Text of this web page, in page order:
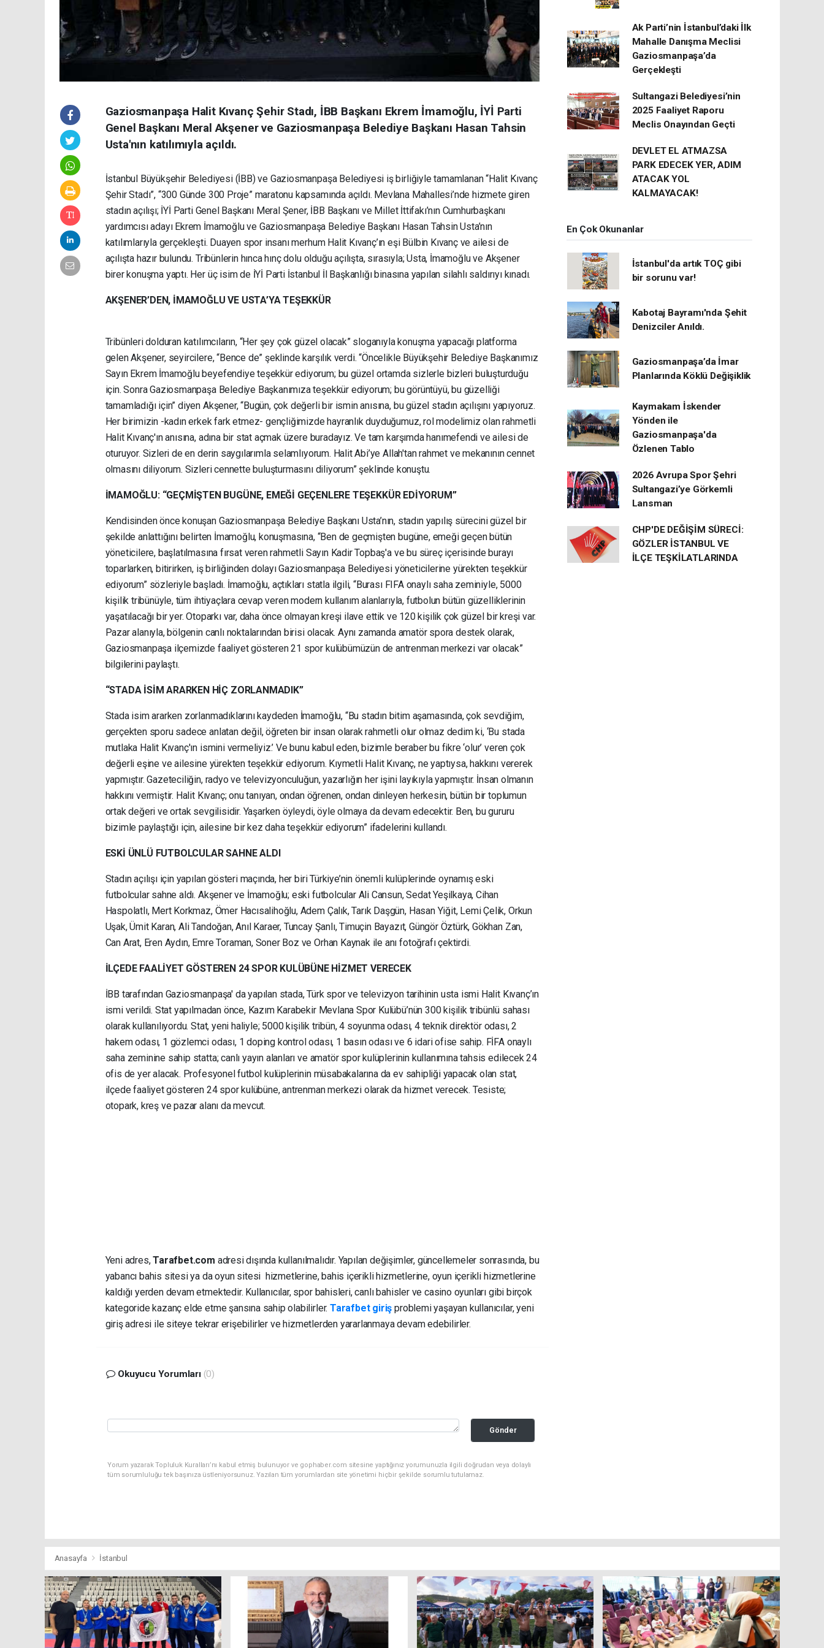
Gaziosmanpaşa Halit Kıvanç Şehir Stadı, İBB Başkanı Ekrem İmamoğlu, İYİ Parti
Genel Başkanı Meral Akşener ve Gaziosmanpaşa Belediye Başkanı Hasan Tahsin
Usta'nın katılımıyla açıldı.
İstanbul Büyükşehir Belediyesi (İBB) ve Gaziosmanpaşa Belediyesi iş birliğiyle tamamlanan “Halit Kıvanç
Şehir Stadı”, “300 Günde 300 Proje” maratonu kapsamında açıldı. Mevlana Mahallesi’nde hizmete giren
stadın açılışı; İYİ Parti Genel Başkanı Meral Şener, İBB Başkanı ve Millet İttifakı’nın Cumhurbaşkanı
yardımcısı adayı Ekrem İmamoğlu ve Gaziosmanpaşa Belediye Başkanı Hasan Tahsin Usta’nın
katılımlarıyla gerçekleşti. Duayen spor insanı merhum Halit Kıvanç’ın eşi Bülbin Kıvanç ve ailesi de
açılışta hazır bulundu. Tribünlerin hınca hınç dolu olduğu açılışta, sırasıyla; Usta, İmamoğlu ve Akşener
birer konuşma yaptı. Her üç isim de İYİ Parti İstanbul İl Başkanlığı binasına yapılan silahlı saldırıyı kınadı.
AKŞENER’DEN, İMAMOĞLU VE USTA’YA TEŞEKKÜR
Tribünleri dolduran katılımcıların, “Her şey çok güzel olacak” sloganıyla konuşma yapacağı platforma
gelen Akşener, seyircilere, “Bence de” şeklinde karşılık verdi. “Öncelikle Büyükşehir Belediye Başkanımız
Sayın Ekrem İmamoğlu beyefendiye teşekkür ediyorum; bu güzel ortamda sizlerle bizleri buluşturduğu
için. Sonra Gaziosmanpaşa Belediye Başkanımıza teşekkür ediyorum; bu görüntüyü, bu güzelliği
tamamladığı için” diyen Akşener, “Bugün, çok değerli bir ismin anısına, bu güzel stadın açılışını yapıyoruz.
Her birimizin -kadın erkek fark etmez- gençliğimizde hayranlık duyduğumuz, rol modelimiz olan rahmetli
Halit Kıvanç'ın anısına, adına bir stat açmak üzere buradayız. Ve tam karşımda hanımefendi ve ailesi de
oturuyor. Sizleri de en derin saygılarımla selamlıyorum. Halit Abi’ye Allah'tan rahmet ve mekanının cennet
olmasını diliyorum. Sizleri cennette buluşturmasını diliyorum” şeklinde konuştu.
İMAMOĞLU: “GEÇMİŞTEN BUGÜNE, EMEĞİ GEÇENLERE TEŞEKKÜR EDİYORUM”
Kendisinden önce konuşan Gaziosmanpaşa Belediye Başkanı Usta’nın, stadın yapılış sürecini güzel bir
şekilde anlattığını belirten İmamoğlu, konuşmasına, “Ben de geçmişten bugüne, emeği geçen bütün
yöneticilere, başlatılmasına fırsat veren rahmetli Sayın Kadir Topbaş'a ve bu süreç içerisinde burayı
toparlarken, bitirirken, iş birliğinden dolayı Gaziosmanpaşa Belediyesi yöneticilerine yürekten teşekkür
ediyorum” sözleriyle başladı. İmamoğlu, açtıkları statla ilgili, “Burası FIFA onaylı saha zeminiyle, 5000
kişilik tribünüyle, tüm ihtiyaçlara cevap veren modern kullanım alanlarıyla, futbolun bütün güzelliklerinin
yaşatılacağı bir yer. Otoparkı var, daha önce olmayan kreşi ilave ettik ve 120 kişilik çok güzel bir kreşi var.
Pazar alanıyla, bölgenin canlı noktalarından birisi olacak. Aynı zamanda amatör spora destek olarak,
Gaziosmanpaşa ilçemizde faaliyet gösteren 21 spor kulübümüzün de antrenman merkezi var olacak”
bilgilerini paylaştı.
“STADA İSİM ARARKEN HİÇ ZORLANMADIK”
Stada isim ararken zorlanmadıklarını kaydeden İmamoğlu, “Bu stadın bitim aşamasında, çok sevdiğim,
gerçekten sporu sadece anlatan değil, öğreten bir insan olarak rahmetli olur olmaz dedim ki, ‘Bu stada
mutlaka Halit Kıvanç'ın ismini vermeliyiz.’ Ve bunu kabul eden, bizimle beraber bu fikre ‘olur’ veren çok
değerli eşine ve ailesine yürekten teşekkür ediyorum. Kıymetli Halit Kıvanç, ne yaptıysa, hakkını vererek
yapmıştır. Gazeteciliğin, radyo ve televizyonculuğun, yazarlığın her işini layıkıyla yapmıştır. İnsan olmanın
hakkını vermiştir. Halit Kıvanç; onu tanıyan, ondan öğrenen, ondan dinleyen herkesin, bütün bir toplumun
ortak değeri ve ortak sevgilisidir. Yaşarken öyleydi, öyle olmaya da devam edecektir. Ben, bu gururu
bizimle paylaştığı için, ailesine bir kez daha teşekkür ediyorum” ifadelerini kullandı.
ESKİ ÜNLÜ FUTBOLCULAR SAHNE ALDI
Stadın açılışı için yapılan gösteri maçında, her biri Türkiye’nin önemli kulüplerinde oynamış eski
futbolcular sahne aldı. Akşener ve İmamoğlu; eski futbolcular Ali Cansun, Sedat Yeşilkaya, Cihan
Haspolatlı, Mert Korkmaz, Ömer Hacısalihoğlu, Adem Çalık, Tarık Daşgün, Hasan Yiğit, Lemi Çelik, Orkun
Uşak, Ümit Karan, Ali Tandoğan, Anıl Karaer, Tuncay Şanlı, Timuçin Bayazıt, Güngör Öztürk, Gökhan Zan,
Can Arat, Eren Aydın, Emre Toraman, Soner Boz ve Orhan Kaynak ile anı fotoğrafı çektirdi.
İLÇEDE FAALİYET GÖSTEREN 24 SPOR KULÜBÜNE HİZMET VERECEK
İBB tarafından Gaziosmanpaşa' da yapılan stada, Türk spor ve televizyon tarihinin usta ismi Halit Kıvanç’ın
ismi verildi. Stat yapılmadan önce, Kazım Karabekir Mevlana Spor Kulübü’nün 300 kişilik tribünlü sahası
olarak kullanılıyordu. Stat, yeni haliyle; 5000 kişilik tribün, 4 soyunma odası, 4 teknik direktör odası, 2
hakem odası, 1 gözlemci odası, 1 doping kontrol odası, 1 basın odası ve 6 idari ofise sahip. FİFA onaylı
saha zeminine sahip statta; canlı yayın alanları ve amatör spor kulüplerinin kullanımına tahsis edilecek 24
ofis de yer alacak. Profesyonel futbol kulüplerinin müsabakalarına da ev sahipliği yapacak olan stat,
ilçede faaliyet gösteren 24 spor kulübüne, antrenman merkezi olarak da hizmet verecek. Tesiste;
otopark, kreş ve pazar alanı da mevcut.
Yeni adres,Tarafbet.com adresi dışında kullanılmalıdır. Yapılan değişimler, güncellemeler sonrasında, bu
yabancı bahis sitesi ya da oyun sitesi hizmetlerine, bahis içerikli hizmetlerine, oyun içerikli hizmetlerine
kaldığı yerden devam etmektedir. Kullanıcılar, spor bahisleri, canlı bahisler ve casino oyunları gibi birçok
kategoride kazanç elde etme şansına sahip olabilirler. Tarafbet giriş problemi yaşayan kullanıcılar, yeni
giriş adresi ile siteye tekrar erişebilirler ve hizmetlerden yararlanmaya devam edebilirler.
Okuyucu Yorumları (0)
Gönder
Yorum yazarak Topluluk Kuralları’nı kabul etmiş bulunuyor ve gophaber.com sitesine yaptığınız yorumunuzla ilgili doğrudan veya dolaylı
tüm sorumluluğu tek başınıza üstleniyorsunuz. Yazılan tüm yorumlardan site yönetimi hiçbir şekilde sorumlu tutulamaz.
Ak Parti’nin İstanbul’daki İlk
Mahalle Danışma Meclisi
Gaziosmanpaşa’da
Gerçekleşti
Sultangazi Belediyesi’nin
2025 Faaliyet Raporu
Meclis Onayından Geçti
DEVLET EL ATMAZSA
PARK EDECEK YER, ADIM
ATACAK YOL
KALMAYACAK!
En Çok Okunanlar
İstanbul'da artık TOÇ gibi
bir sorunu var!
Kabotaj Bayramı'nda Şehit
Denizciler Anıldı.
Gaziosmanpaşa’da İmar
Planlarında Köklü Değişiklik
Kaymakam İskender
Yönden ile
Gaziosmanpaşa'da
Özlenen Tablo
2026 Avrupa Spor Şehri
Sultangazi’ye Görkemli
Lansman
CHP'DE DEĞİŞİM SÜRECİ:
GÖZLER İSTANBUL VE
İLÇE TEŞKİLATLARINDA
Anasayfa İstanbul